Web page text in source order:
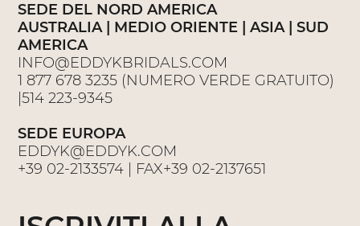
SEDE DEL NORD AMERICA
AUSTRALIA | MEDIO ORIENTE | ASIA | SUD
AMERICA
INFO@EDDYKBRIDALS.COM
1 877 678 3235 (NUMERO VERDE GRATUITO)
|514 223-9345
SEDE EUROPA
EDDYK@EDDYK.COM
+39 02-2133574 | FAX+39 02-2137651